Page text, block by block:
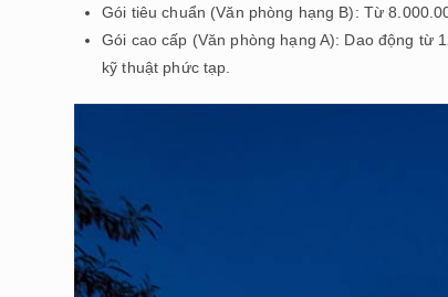
Gói tiêu chuẩn (Văn phòng hạng B): Từ
Gói cao cấp (Văn phòng hạng A): Dao động từ
kỹ thuật phức tạp.